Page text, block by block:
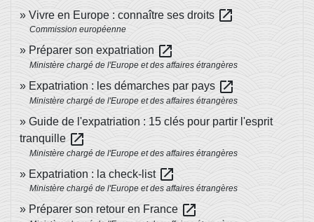
Vivre en Europe : connaître ses droits open_in_new
Commission européenne
Préparer son expatriation open_in_new
Ministère chargé de l'Europe et des affaires étrangères
Expatriation : les démarches par pays open_in_new
Ministère chargé de l'Europe et des affaires étrangères
Guide de l'expatriation : 15 clés pour partir l'esprit
tranquille open_in_new
Ministère chargé de l'Europe et des affaires étrangères
Expatriation : la check-list open_in_new
Ministère chargé de l'Europe et des affaires étrangères
Préparer son retour en France open_in_new